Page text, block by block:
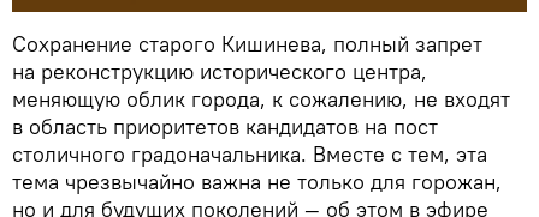
Сохранение старого Кишинева, полный запрет
на реконструкцию исторического центра,
меняющую облик города, к сожалению, не входят
в область приоритетов кандидатов на пост
столичного градоначальника. Вместе с тем, эта
тема чрезвычайно важна не только для горожан,
но и для будущих поколений — об этом в эфире